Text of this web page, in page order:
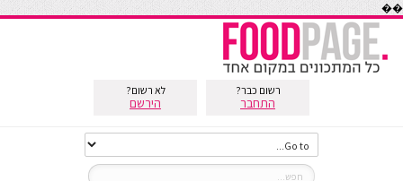
��
רשום כבר?
התחבר
לא רשום?
הירשם